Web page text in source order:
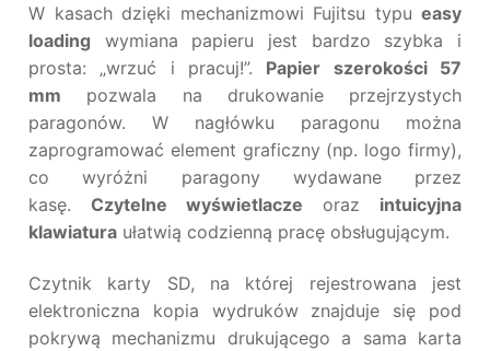
W kasach dzięki mechanizmowi Fujitsu typu easy
loading wymiana papieru jest bardzo szybka i
prosta: „wrzuć i pracuj!”. Papier szerokości 57
mm pozwala na drukowanie przejrzystych
paragonów. W nagłówku paragonu można
zaprogramować element graficzny (np. logo firmy),
co wyróżni paragony wydawane przez
kasę. Czytelne wyświetlacze oraz intuicyjna
klawiatura ułatwią codzienną pracę obsługującym.
Czytnik karty SD, na której rejestrowana jest
elektroniczna kopia wydruków znajduje się pod
pokrywą mechanizmu drukującego a sama karta